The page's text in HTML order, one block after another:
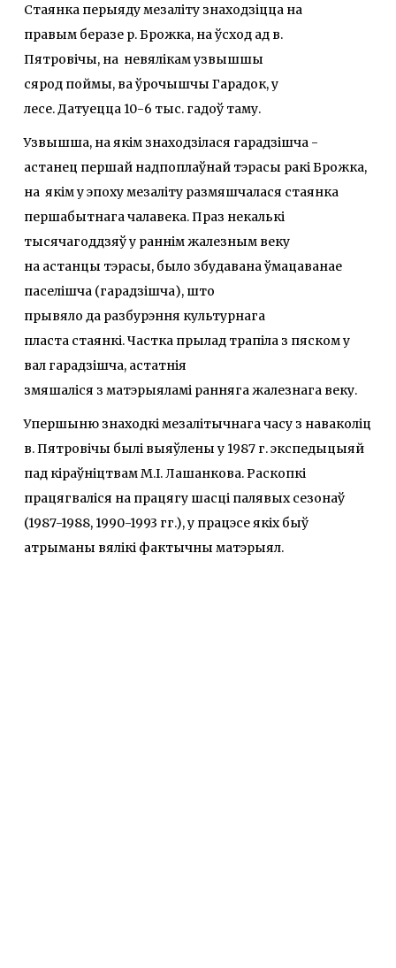
Стаянка перыяду мезаліту знаходзіцца на
правым беразе р. Брожка, на ўсход ад в.
Пятровічы, на невялікам узвышшы
сярод поймы, ва ўрочышчы Гарадок, у
лесе. Датуецца 10-6 тыс. гадоў таму.
Узвышша, на якім знаходзілася гарадзішча -
астанец першай надпоплаўнай тэрасы ракі Брожка,
на якім у эпоху мезаліту размяшчалася стаянка
першабытнага чалавека. Праз некалькі
тысячагоддзяў у раннім жалезным веку
на астанцы тэрасы, было збудавана ўмацаванае
паселішча (гарадзішча), што
прывяло да разбурэння культурнага
пласта стаянкі. Частка прылад трапіла з пяском у
вал гарадзішча, астатнія
змяшаліся з матэрыяламі ранняга жалезнага веку.
Упершыню знаходкі мезалітычнага часу з наваколіц
в. Пятровічы былі выяўлены у 1987 г. экспедыцыяй
пад кіраўніцтвам М.І. Лашанкова. Раскопкі
працягваліся на працягу шасці палявых сезонаў
(1987-1988, 1990-1993 гг.), у працэсе якіх быў
атрыманы вялікі фактычны матэрыял.